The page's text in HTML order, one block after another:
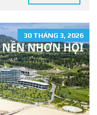
30 THÁNG 3, 2026